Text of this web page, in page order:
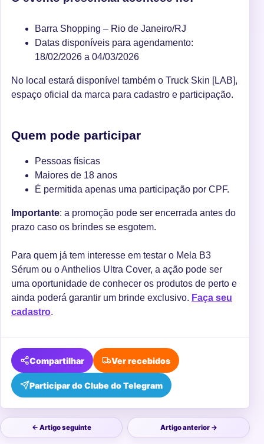
Barra Shopping – Rio de Janeiro/RJ
Datas disponíveis para agendamento:
18/02/2026 a 04/03/2026
No local estará disponível também o Truck Skin [LAB],
espaço oficial da marca para cadastro e participação.
Quem pode participar
Pessoas físicas
Maiores de 18 anos
É permitida apenas uma participação por CPF.
Importante: a promoção pode ser encerrada antes do
prazo caso os brindes se esgotem.
Para quem já tem interesse em testar o Mela B3
Sérum ou o Anthelios Ultra Cover, a ação pode ser
uma oportunidade de conhecer os produtos de perto e
ainda poderá garantir um brinde exclusivo. Faça seu
cadastro.
Compartilhar
Participar do Clube do Telegram
Ver recebidos
← Artigo seguinte Artigo anterior →